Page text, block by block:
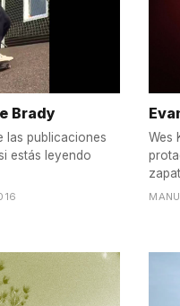
Brady
las publicaciones
estás leyendo
Wes